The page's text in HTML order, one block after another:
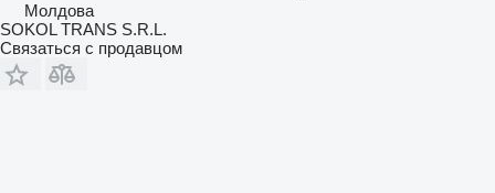
Молдова
SOKOL TRANS S.R.L.
Связаться с продавцом